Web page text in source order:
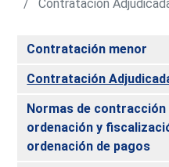
Contratación
Contratación menor
Contratación
Normas de
ordenación y
ordenación de pagos